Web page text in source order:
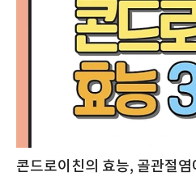
콘드로이친의 효능, 골관절